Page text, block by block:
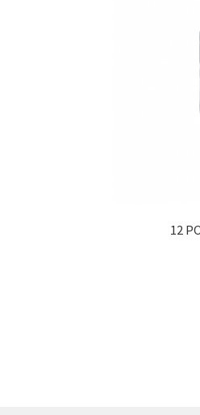
12